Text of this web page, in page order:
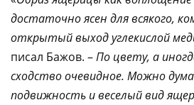
достаточно ясен для всякого,
открытый выход углекислой
писал Бажов. –По цвету, а
сходство очевидное. Можно
подвижность и веселый вид